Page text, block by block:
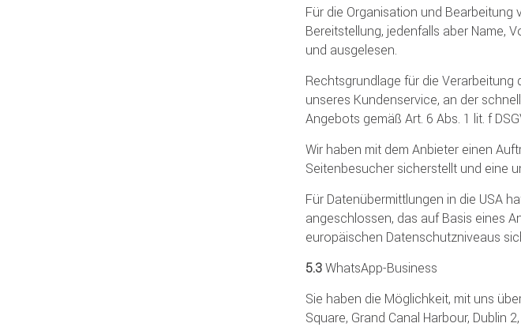
Für die Organisation und
Bereitstellung, jedenfalls aber Name,
und ausgelesen.
Rechtsgrundlage für die
unseres Kundenservice, an der
Angebots gemäß Art. 6 Abs. 1 lit. f
Wir haben mit dem Anbieter einen
Seitenbesucher sicherstellt und eine
Für Datenübermittlungen in die USA
angeschlossen, das auf Basis eines
europäischen Datenschutzniveaus
5.3 WhatsApp-Business
Sie haben die Möglichkeit, mit uns
Square, Grand Canal Harbour, Dublin